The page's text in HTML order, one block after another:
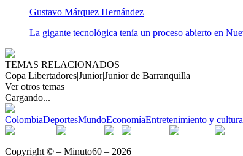
Gustavo Márquez Hernández
La gigante tecnológica tenía un proceso abierto en
TEMAS RELACIONADOS
Copa Libertadores|Junior|Junior de Barranquilla
Ver otros temas
Cargando...
ColombiaDeportesMundoEconomíaEntretenimiento y cultura
Copyright © – Minuto60 – 2026